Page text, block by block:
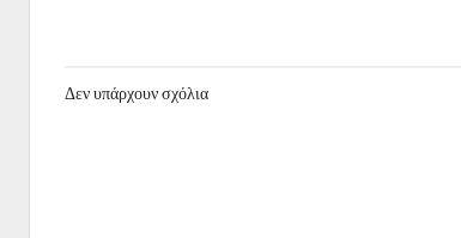
Δεν υπάρχουν σχόλια